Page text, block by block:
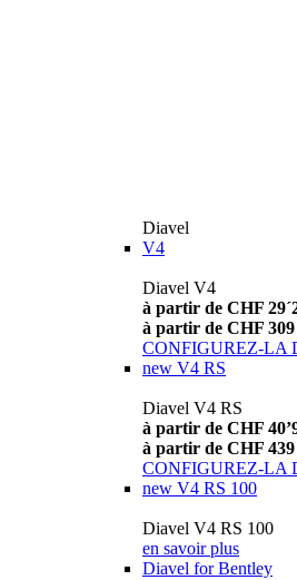
Diavel
V4
Diavel V4
à partir de CHF
à partir de CHF
CONFIGUREZ-LA
new V4 RS
Diavel V4 RS
à partir de CHF
à partir de CHF
CONFIGUREZ-LA
new V4 RS 100
Diavel V4 RS 100
en savoir plus
Diavel for Bentley